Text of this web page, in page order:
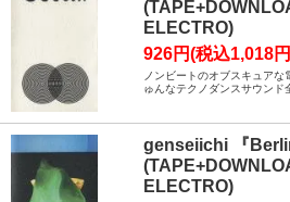
ELECTRO)
926円(税込1,018
ノンビートのオブスキュア
ゅんなテクノダンスサウンド
genseiichi 『
ELECTRO)